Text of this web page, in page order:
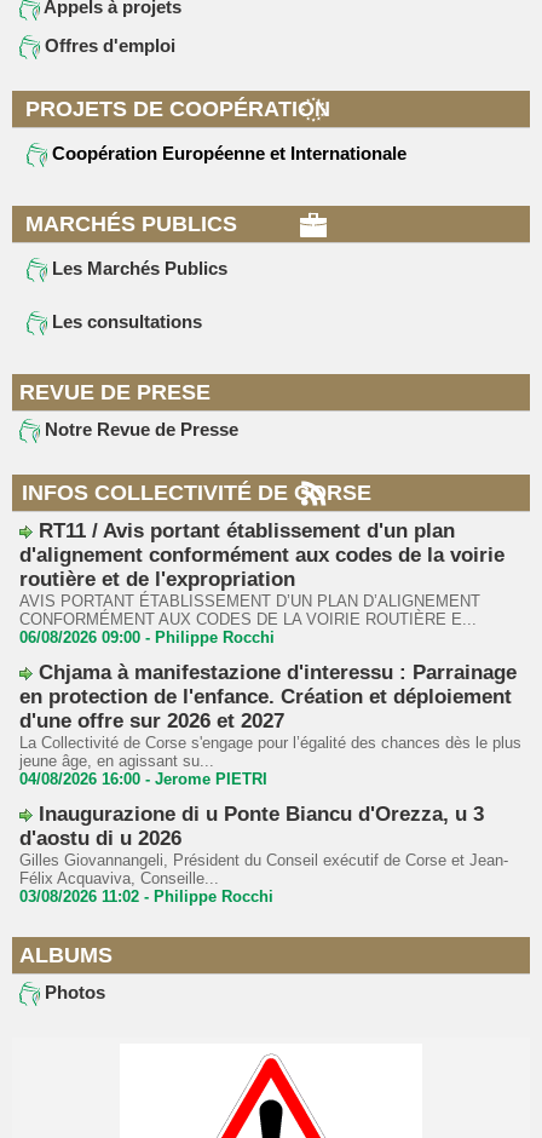
Appels à projets
Offres d'emploi
PROJETS DE COOPÉRATION
Coopération Européenne et Internationale
MARCHÉS PUBLICS
Les Marchés Publics
Les consultations
REVUE DE PRESE
Notre Revue de Presse
INFOS COLLECTIVITÉ DE CORSE
RT11 / Avis portant établissement d'un plan
d'alignement conformément aux codes de la voirie
routière et de l'expropriation
AVIS PORTANT ÉTABLISSEMENT D’UN PLAN D’ALIGNEMENT
CONFORMÉMENT AUX CODES DE LA VOIRIE ROUTIÈRE E...
06/08/2026 09:00 - Philippe Rocchi
Chjama à manifestazione d'interessu : Parrainage
en protection de l'enfance. Création et déploiement
d'une offre sur 2026 et 2027
La Collectivité de Corse s'engage pour l’égalité des chances dès le plus
jeune âge, en agissant su...
04/08/2026 16:00 - Jerome PIETRI
Inaugurazione di u Ponte Biancu d'Orezza, u 3
d'aostu di u 2026
Gilles Giovannangeli, Président du Conseil exécutif de Corse et Jean-
Félix Acquaviva, Conseille...
03/08/2026 11:02 - Philippe Rocchi
ALBUMS
Photos